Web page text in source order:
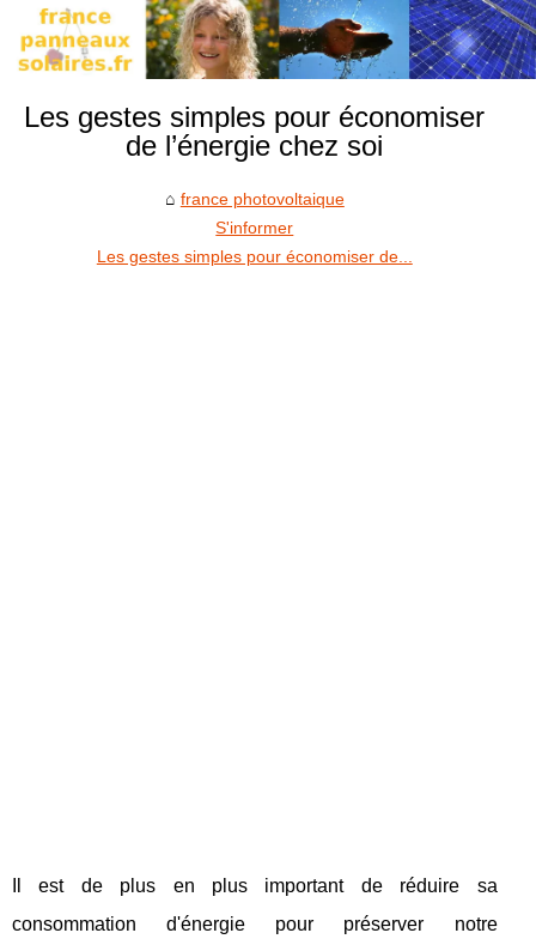
Les gestes simples pour économiser
de l’énergie chez soi
france photovoltaique
S'informer
Les gestes simples pour économiser de...
Il est de plus en plus important de réduire sa
consommation d'énergie pour préserver notre